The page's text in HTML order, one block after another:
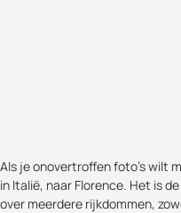
Als je onovertroffen foto's wilt
in Italië, naar Florence. Het is
over meerdere rijkdommen,